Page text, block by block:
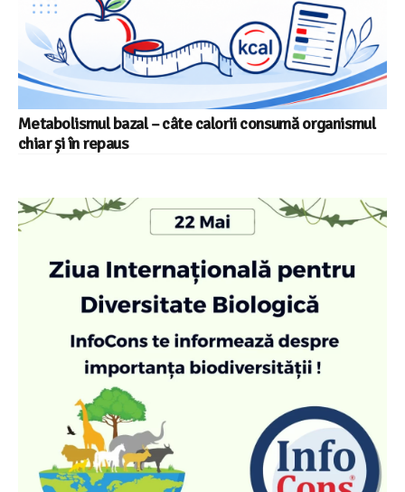
Metabolismul bazal – câte calorii consumă organismul
chiar și în repaus